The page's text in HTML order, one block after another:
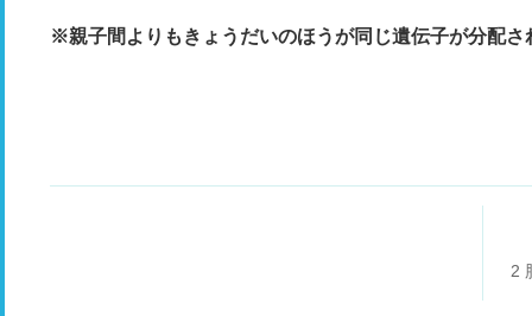
※親子間よりもきょうだいのほうが同じ遺伝子が分配さ
2